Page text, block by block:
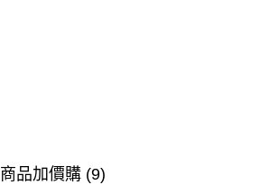
商品加價購 (9)